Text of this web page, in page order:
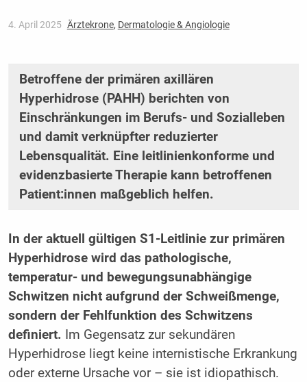
4. April 2025 Ärztekrone, Dermatologie & Angiologie
Betroffene der primären axillären
Hyperhidrose (PAHH) berichten von
Einschränkungen im Berufs- und Sozialleben
und damit verknüpfter reduzierter
Lebensqualität. Eine leitlinienkonforme und
evidenzbasierte Therapie kann betroffenen
Patient:innen maßgeblich helfen.
In der aktuell gültigen S1-Leitlinie zur primären
Hyperhidrose wird das pathologische,
temperatur- und bewegungsunabhängige
Schwitzen nicht aufgrund der Schweißmenge,
sondern der Fehlfunktion des Schwitzens
definiert. Im Gegensatz zur sekundären
Hyperhidrose liegt keine internistische Erkrankung
oder externe Ursache vor – sie ist idiopathisch.